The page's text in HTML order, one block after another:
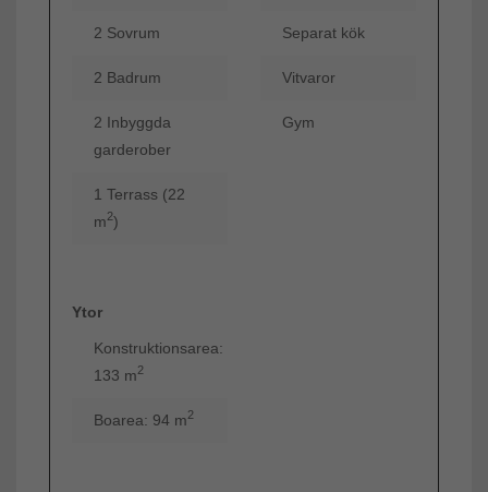
2 Sovrum
2 Badrum
2 Inbyggda
garderober
1 Terrass (22
m2)
Ytor
Konstruktionsarea:
133 m2
Boarea: 94 m2
Separat kök
Vitvaror
Gym